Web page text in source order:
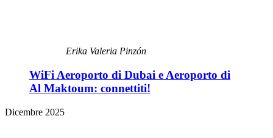
Erika Valeria Pinzón
WiFi Aeroporto di Dubai e Aeroporto di
Al Maktoum: connettiti!
Dicembre 2025